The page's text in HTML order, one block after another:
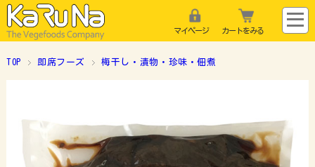
マイページ カートをみる
TOP 即席フーズ 梅干し・漬物・珍味・佃煮